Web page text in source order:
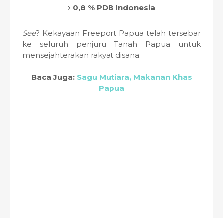
0,8 % PDB Indonesia
See? Kekayaan Freeport Papua telah tersebar
ke seluruh penjuru Tanah Papua untuk
mensejahterakan rakyat disana.
Baca Juga: Sagu Mutiara, Makanan Khas
Papua